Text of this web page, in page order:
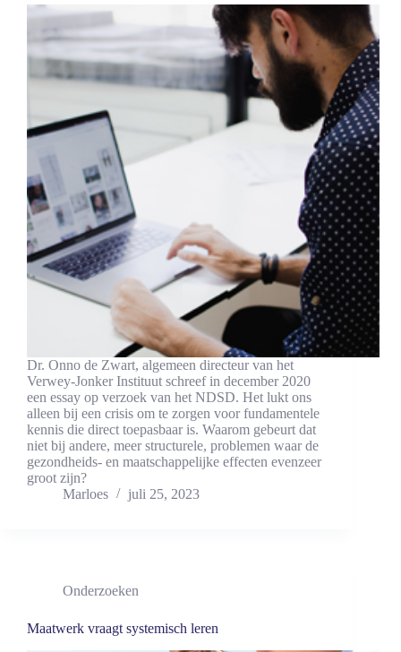
Dr. Onno de Zwart, algemeen directeur van het
Verwey-Jonker Instituut schreef in december 2020
een essay op verzoek van het NDSD. Het lukt ons
alleen bij een crisis om te zorgen voor fundamentele
kennis die direct toepasbaar is. Waarom gebeurt dat
niet bij andere, meer structurele, problemen waar de
gezondheids- en maatschappelijke effecten evenzeer
groot zijn?
Marloes
juli 25, 2023
Onderzoeken
Maatwerk vraagt systemisch leren